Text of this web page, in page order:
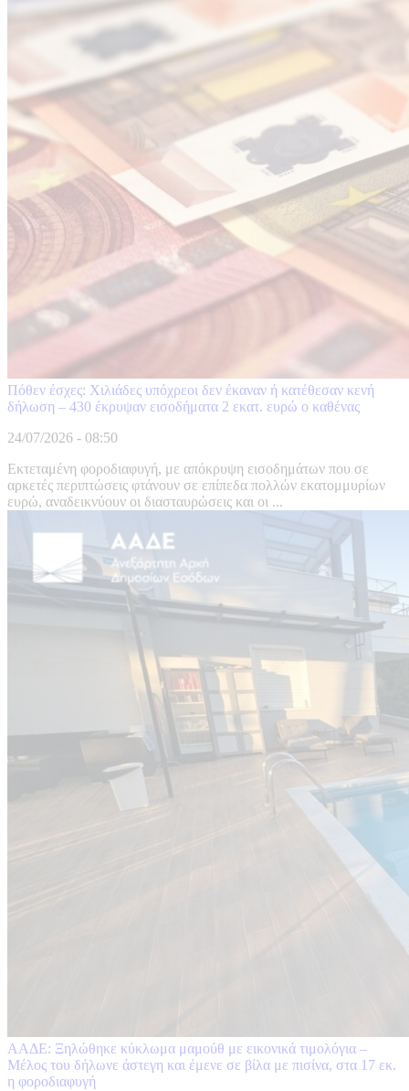
Πόθεν έσχες: Χιλιάδες υπόχρεοι δεν έκαναν ή κατέθεσαν κενή
δήλωση – 430 έκρυψαν εισοδήματα 2 εκατ. ευρώ ο καθένας
24/07/2026 - 08:50
Εκτεταμένη φοροδιαφυγή, με απόκρυψη εισοδημάτων που σε
αρκετές περιπτώσεις φτάνουν σε επίπεδα πολλών εκατομμυρίων
ευρώ, αναδεικνύουν οι διασταυρώσεις και οι ...
ΑΑΔΕ: Ξηλώθηκε κύκλωμα μαμούθ με εικονικά τιμολόγια –
Μέλος του δήλωνε άστεγη και έμενε σε βίλα με πισίνα, στα 17 εκ.
η φοροδιαφυγή